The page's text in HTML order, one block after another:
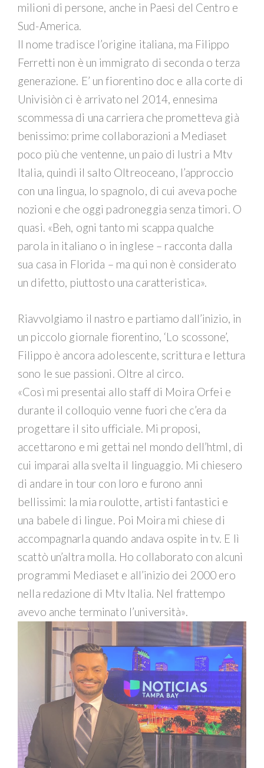
milioni di persone, anche in Paesi del Centro e
Sud-America.
Il nome tradisce l’origine italiana, ma Filippo
Ferretti non è un immigrato di seconda o terza
generazione. E’ un fiorentino doc e alla corte di
Univisiòn ci è arrivato nel 2014, ennesima
scommessa di una carriera che prometteva già
benissimo: prime collaborazioni a Mediaset
poco più che ventenne, un paio di lustri a Mtv
Italia, quindi il salto Oltreoceano, l’approccio
con una lingua, lo spagnolo, di cui aveva poche
nozioni e che oggi padroneggia senza timori. O
quasi. «Beh, ogni tanto mi scappa qualche
parola in italiano o in inglese – racconta dalla
sua casa in Florida – ma qui non è considerato
un difetto, piuttosto una caratteristica».
Riavvolgiamo il nastro e partiamo dall’inizio, in
un piccolo giornale fiorentino, ‘Lo scossone’,
Filippo è ancora adolescente, scrittura e lettura
sono le sue passioni. Oltre al circo.
«Così mi presentai allo staff di Moira Orfei e
durante il colloquio venne fuori che c’era da
progettare il sito ufficiale. Mi proposi,
accettarono e mi gettai nel mondo dell’html, di
cui imparai alla svelta il linguaggio. Mi chiesero
di andare in tour con loro e furono anni
bellissimi: la mia roulotte, artisti fantastici e
una babele di lingue. Poi Moira mi chiese di
accompagnarla quando andava ospite in tv. E lì
scattò un’altra molla. Ho collaborato con alcuni
programmi Mediaset e all’inizio dei 2000 ero
nella redazione di Mtv Italia. Nel frattempo
avevo anche terminato l’università».